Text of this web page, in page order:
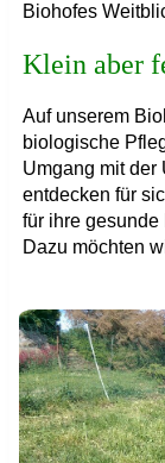
Biohofes
Klein aber
Auf unserem
biologische
Umgang mit der
entdecken für
für ihre gesunde
Dazu möchten